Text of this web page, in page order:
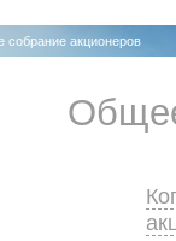
акционеров